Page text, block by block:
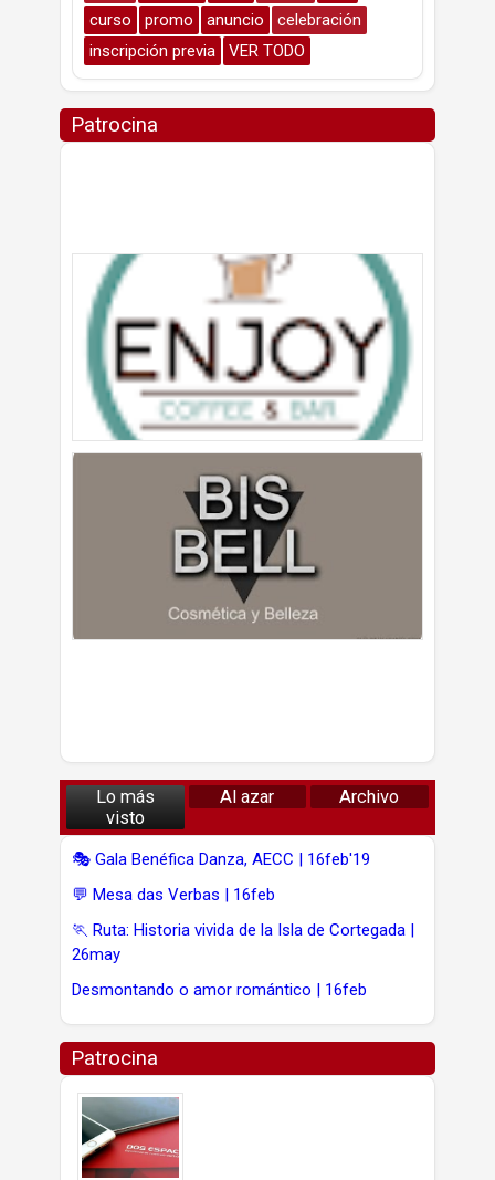
curso
promo anuncio
celebración
inscripción previa
VER TODO
Patrocina
Lo más
visto
Al azar Archivo
🎭 Gala Benéfica Danza, AECC | 16feb'19
💬 Mesa das Verbas | 16feb
🏃 Ruta: Historia vivida de la Isla de Cortegada |
26may
Desmontando o amor romántico | 16feb
Patrocina